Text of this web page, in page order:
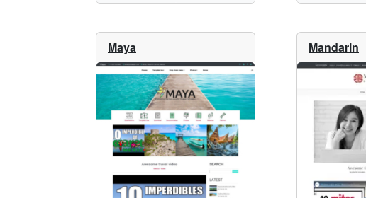
Maya Mandarin